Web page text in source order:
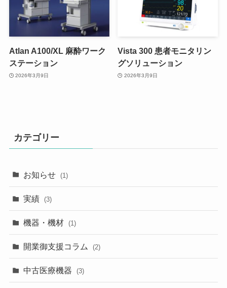
Atlan A100/XL 麻酔ワーク
ステーション
2026年3月9日
Vista 300 患者モニタリン
グソリューション
2026年3月9日
カテゴリー
お知らせ (1)
実績 (3)
機器・機材 (1)
開業御支援コラム (2)
中古医療機器 (3)